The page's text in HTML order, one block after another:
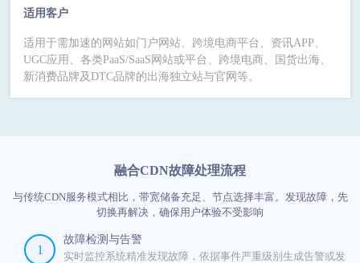
适用客户
适用于需加速的网站如门户网站、跨境电商平台、资讯APP、
UGC应用、各类PaaS/SaaS网站或平台、跨境电商、国货出海、
新消费品牌及DTC品牌的出海独立站与官网等。
融合CDN故障处理流程
与传统CDN服务模式相比，带宽储备充足、节点选择丰富。发现故障，先
切换再解决，确保用户体验不受影响
1
故障检测与告警
实时监控系统精准发现故障，依据事件严重级别生成告警或发